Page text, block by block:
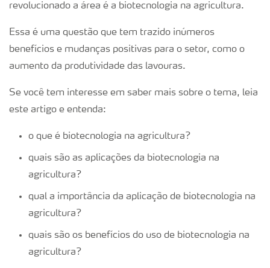
revolucionado a área é a biotecnologia na agricultura.
Essa é uma questão que tem trazido inúmeros
benefícios e mudanças positivas para o setor, como o
aumento da produtividade das lavouras.
Se você tem interesse em saber mais sobre o tema, leia
este artigo e entenda:
o que é biotecnologia na agricultura?
quais são as aplicações da biotecnologia na
agricultura?
qual a importância da aplicação de biotecnologia na
agricultura?
quais são os benefícios do uso de biotecnologia na
agricultura?